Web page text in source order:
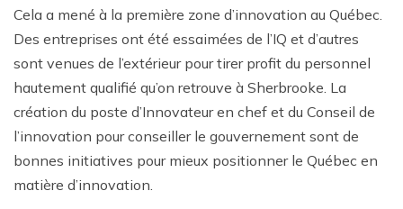
Cela a mené à la première zone d’innovation au Québec.
Des entreprises ont été essaimées de l’IQ et d’autres
sont venues de l’extérieur pour tirer profit du personnel
hautement qualifié qu’on retrouve à Sherbrooke. La
création du poste d’Innovateur en chef et du Conseil de
l’innovation pour conseiller le gouvernement sont de
bonnes initiatives pour mieux positionner le Québec en
matière d’innovation.